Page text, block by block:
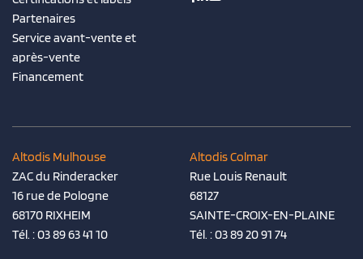
Partenaires
Service avant-vente et
après-vente
Financement
Altodis Mulhouse
ZAC du Rinderacker
16 rue de Pologne
68170 RIXHEIM
Tél. :03 89 63 41 10
Altodis Colmar
Rue Louis Renault
68127
SAINTE-CROIX-EN-PLAINE
Tél. :03 89 20 91 74